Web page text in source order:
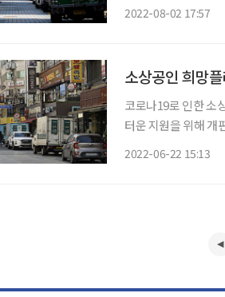
2022-08-02 17:57
소상공인 희망
코로나19로 인한 소
터운 지원을 위해 개
2022-06-22 15:13